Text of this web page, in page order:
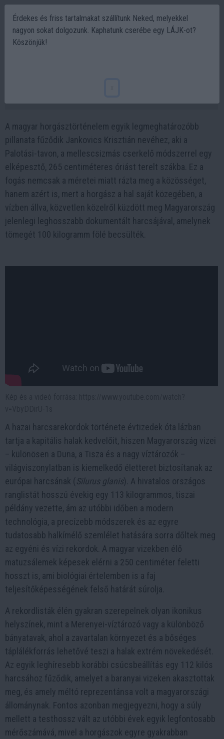
A magyar horgásztörténelem egyik legmeghatározóbb
pillanata fűződik Jankovics Krisztián nevéhez, aki a
Palotási-tavon, a mellescsizmás cserkelő módszerrel egy
elképesztő, 265 centiméteres óriást terelt szákba. Ez a
fogás nemcsak a méretei miatt rázta meg a közösséget,
hanem azért is, mert a horgász a hal saját közegében, a
vízben állva, közvetlen közelről küzdött meg Magyarország
jelenlegi leghosszabb dokumentált harcsájával, amelynek
tömegét 100 kilogramm fölé becsülték.
A hazai harcsarekordok története évtizedek óta lázban
tartja a kapitális halak kedvelőit, hiszen Magyarország vizei
– különösen a Duna, a Tisza és a nagy víztározók –
világviszonylatban is kiemelkedő életteret biztosítanak az
európai harcsának (Silurus glanis). A hivatalos országos
ranglistát hosszú évekig egy 113 kilogrammos, tiszai
példány vezette, ám az utóbbi időben a modern
technológia, a precízebb módszerek és az egyre
tudatosabb halkímélő szemlélet hatására sorra dőltek meg
az egyéni és vízi rekordok. A magyar vizekben élő
matuzsálemek képesek elérni a 250 centiméter feletti
hosszt is, ami biológiai értelemben is a faj
teljesítőképességének felső határát súrolja.
A rekordlisták élén gyakran szerepelnek olyan ikonikus
helyszínek, mint a Merenyei-víztározó vagy a különböző
bányatavak, ahol a zavartalan környezet és a bőséges
táplálékforrás lehetővé teszi a halak extrém növekedését.
Az egyik leghíresebb korábbi csúcsbeállítás egy 112 kilós
harcsához fűződik, amelyet a baranyai vizeken akasztottak
meg, és amely méltó reprezentánsa volt a magyarországi
állománynak. Fontos azonban megjegyezni, hogy a súly
mellett a testhossz vált az utóbbi évek egyik legfontosabb
mérőszámává, mivel a horgászok egyre gyakrabban
Érdekes és friss tartalmakat szállítunk Neked, melyekkel
nagyon sokat dolgozunk. Kaphatunk cserébe egy LÁJK-ot?
Köszönjük!